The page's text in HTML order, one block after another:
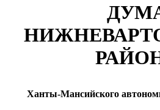
Ханты-Мансийского